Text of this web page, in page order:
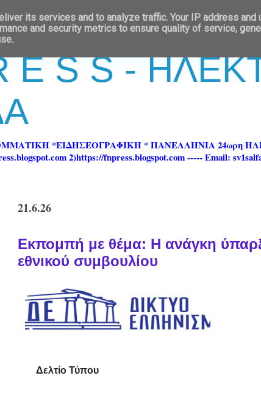
E S S -
*ΕΙΔΗΣΕΟΓΡΑΦΙΚΗ * ΠΑΝΕΛΛΗΝΙΑ 24ωρη
2)https://fnpress.blogspot.com ----- Email:
21.6.26
Εκπομπή με θέμα: Η ανάγκη
εθνικού συμβουλίου
Δελτίο Τύπου
its services and to analyze traffic. Your IP address and
and security metrics to ensure quality of service,